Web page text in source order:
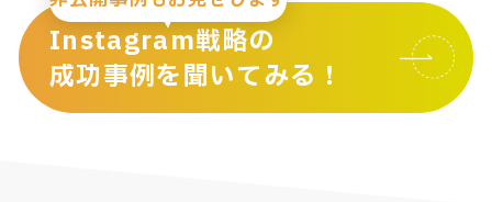
Instagram戦略の
成功事例を聞いてみる！